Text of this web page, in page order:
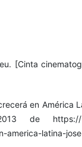
[Cinta
en América
https://
america-latina-